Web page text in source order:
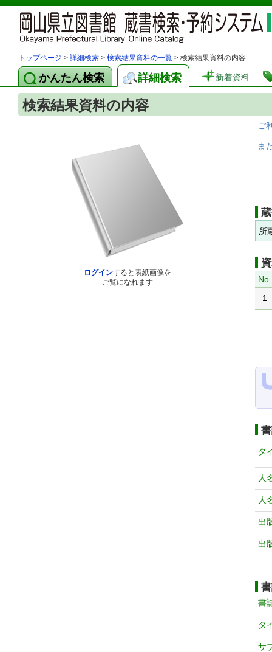
トップページ > 詳細検索 > 検索結果資料の一覧 > 検索結果資料の内容
かんたん検索 詳細検索 新着資料
検索結果資料の内容
ログインすると表紙画像を
ご覧になれます
ご
ま
所
No.
1
タ
人
人
出
出
書
タ
サ